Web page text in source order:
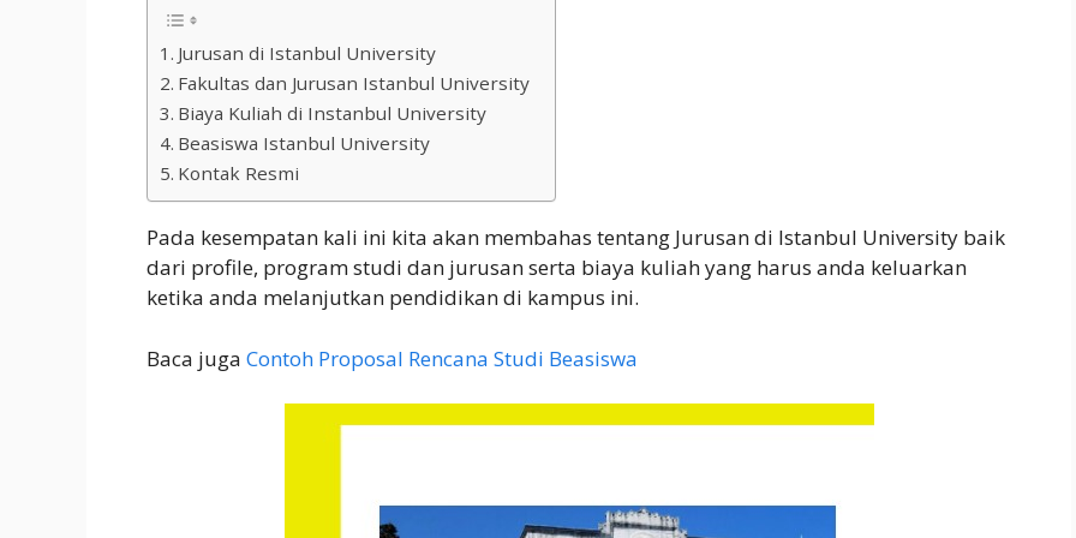
Jurusan di Istanbul University
Fakultas dan Jurusan Istanbul University
Biaya Kuliah di Instanbul University
Beasiswa Istanbul University
Kontak Resmi
Pada kesempatan kali ini kita akan membahas tentang Jurusan di Istanbul University baik
dari profile, program studi dan jurusan serta biaya kuliah yang harus anda keluarkan
ketika anda melanjutkan pendidikan di kampus ini.
Baca juga Contoh Proposal Rencana Studi Beasiswa